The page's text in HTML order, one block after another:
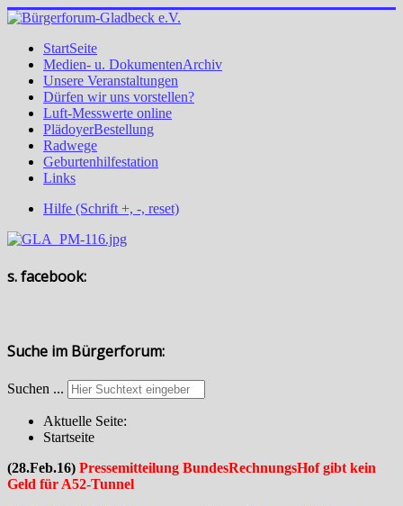
StartSeite
Medien- u. DokumentenArchiv
Unsere Veranstaltungen
Dürfen wir uns vorstellen?
Luft-Messwerte online
PlädoyerBestellung
Radwege
Geburtenhilfestation
Links
Hilfe (Schrift +, -, reset)
s. facebook:
Suche im Bürgerforum:
Suchen ...
Aktuelle Seite:
Startseite
(28.Feb.16) Pressemitteilung BundesRechnungsHof gibt kein
Geld für A52-Tunnel